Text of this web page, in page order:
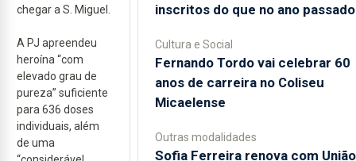
chegar a S. Miguel.
A PJ apreendeu
heroína “com
elevado grau de
pureza” suficiente
para 636 doses
individuais, além
de uma
inscritos do que no ano passado
Cultura e Social
Fernando Tordo vai celebrar 60
anos de carreira no Coliseu
Micaelense
Outras modalidades
Sofia Ferreira renova com União